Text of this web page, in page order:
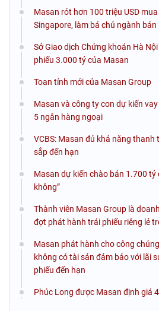
Masan rót hơn 100 triệu USD
Singapore, làm bá chủ ngành bán
Sở Giao dịch Chứng khoán Hà
phiếu 3.000 tỷ của Masan
Toan tính mới của Masan Group
Masan và công ty con dự kiến
5 ngân hàng ngoại
VCBS: Masan đủ khả năng
sắp đến hạn
Masan dự kiến chào bán 1.700 tỷ
không”
Thành viên Masan Group là
đợt phát hành trái phiếu riêng lẻ
Masan phát hành cho công
không có tài sản đảm bảo với lãi
phiếu đến hạn
Phúc Long được Masan định giá